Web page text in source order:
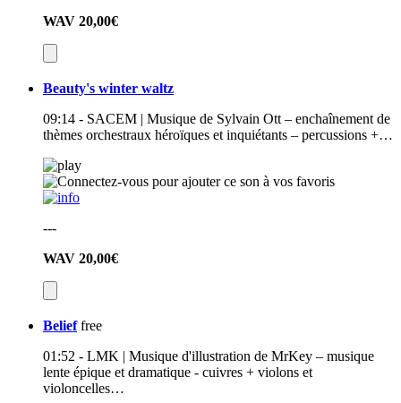
WAV 20,00€
Beauty's winter waltz
09:14 - SACEM | Musique de Sylvain Ott – enchaînement de
thèmes orchestraux héroïques et inquiétants – percussions +…
---
WAV 20,00€
Belief free
01:52 - LMK | Musique d'illustration de MrKey – musique
lente épique et dramatique - cuivres + violons et
violoncelles…